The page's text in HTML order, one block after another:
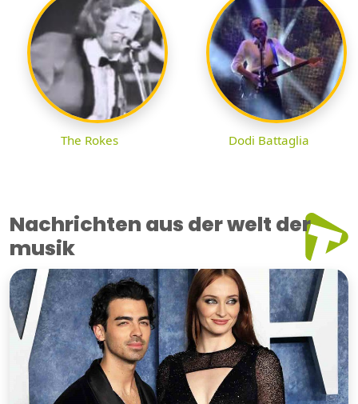
The Rokes Dodi Battaglia
Nachrichten aus der welt der
musik